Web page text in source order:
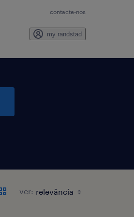
contacte-nos
my randstad
ver: